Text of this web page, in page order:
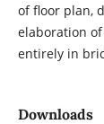
of floor plan,
elaboration
entirely in
Downloads